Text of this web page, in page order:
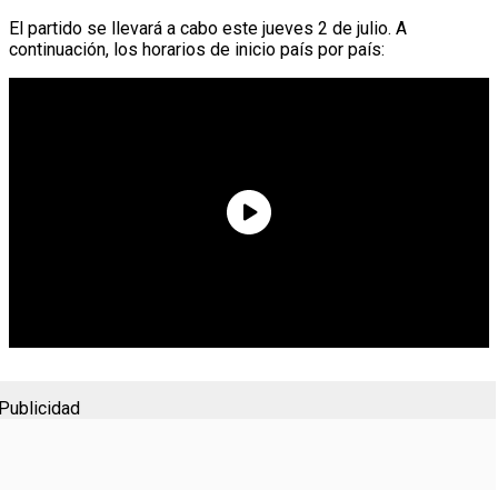
El partido se llevará a cabo este jueves 2 de julio. A
continuación, los horarios de inicio país por país: